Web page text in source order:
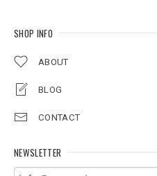
SHOP INFO
ABOUT
BLOG
CONTACT
NEWSLETTER